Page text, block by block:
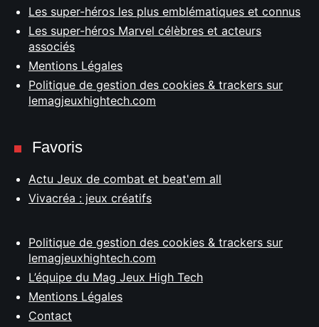
Les super-héros les plus emblématiques et connus
Les super-héros Marvel célèbres et acteurs
associés
Mentions Légales
Politique de gestion des cookies & trackers sur
lemagjeuxhightech.com
Favoris
Actu Jeux de combat et beat'em all
Vivacréa : jeux créatifs
Politique de gestion des cookies & trackers sur
lemagjeuxhightech.com
L’équipe du Mag Jeux High Tech
Mentions Légales
Contact